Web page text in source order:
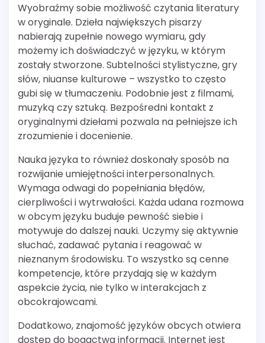
Wyobraźmy sobie możliwość czytania literatury
w oryginale. Dzieła największych pisarzy
nabierają zupełnie nowego wymiaru, gdy
możemy ich doświadczyć w języku, w którym
zostały stworzone. Subtelności stylistyczne, gry
słów, niuanse kulturowe – wszystko to często
gubi się w tłumaczeniu. Podobnie jest z filmami,
muzyką czy sztuką. Bezpośredni kontakt z
oryginalnymi dziełami pozwala na pełniejsze ich
zrozumienie i docenienie.
Nauka języka to również doskonały sposób na
rozwijanie umiejętności interpersonalnych.
Wymaga odwagi do popełniania błędów,
cierpliwości i wytrwałości. Każda udana rozmowa
w obcym języku buduje pewność siebie i
motywuje do dalszej nauki. Uczymy się aktywnie
słuchać, zadawać pytania i reagować w
nieznanym środowisku. To wszystko są cenne
kompetencje, które przydają się w każdym
aspekcie życia, nie tylko w interakcjach z
obcokrajowcami.
Dodatkowo, znajomość języków obcych otwiera
dostęp do bogactwa informacji. Internet jest